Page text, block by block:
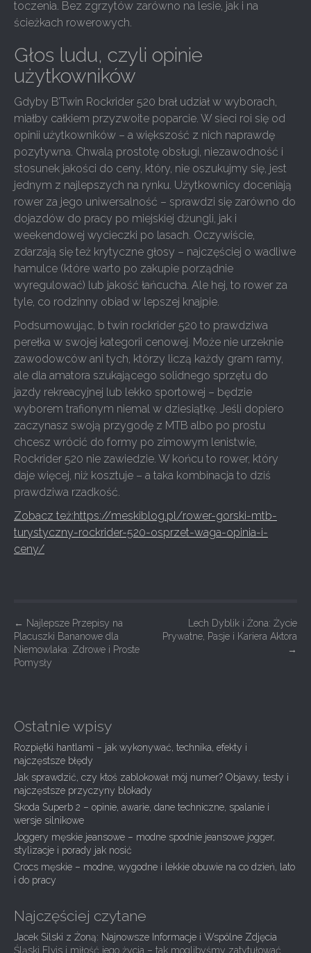
toczenia. Bez zgrzytów zarówno na lesie, jak i na
ścieżkach rowerowych.
Głos ludu, czyli opinie
użytkowników
Gdyby B’Twin Rockrider 520 brał udział w wyborach,
miałby całkiem przyzwoite poparcie. W sieci roi się od
opinii użytkowników – a większość z nich naprawdę
pozytywna. Chwalą prostotę obsługi, niezawodność i
stosunek jakości do ceny, który, nie oszukujmy się, jest
jednym z najlepszych na rynku. Użytkownicy doceniają
rower za jego uniwersalność – sprawdzi się zarówno do
dojazdów do pracy po miejskiej dżungli, jak i
weekendowej wycieczki po lasach. Oczywiście,
zdarzają się też krytyczne głosy – najczęściej o wadliwe
hamulce (które warto po zakupie porządnie
wyregulować) lub jakość łańcucha. Ale hej, to rower za
tyle, co rodzinny obiad w lepszej knajpie.
Podsumowując, b twin rockrider 520 to prawdziwa
perełka w swojej kategorii cenowej. Może nie urzeknie
zawodowców ani tych, którzy liczą każdy gram ramy,
ale dla amatora szukającego solidnego sprzętu do
jazdy rekreacyjnej lub lekko sportowej – będzie
wyborem trafionym niemal w dziesiątkę. Jeśli dopiero
zaczynasz swoją przygodę z MTB albo po prostu
chcesz wrócić do formy po zimowym lenistwie,
Rockrider 520 nie zawiedzie. W końcu to rower, który
daje więcej, niż kosztuje – a taka kombinacja to dziś
prawdziwa rzadkość.
Zobacz też:https://meskiblog.pl/rower-gorski-mtb-
turystyczny-rockrider-520-osprzet-waga-opinia-i-
ceny/
P
o
s
a
v
i
g
a
t
i
o
n
← Najlepsze Przepisy na
Placuszki Bananowe dla
Niemowlaka: Zdrowe i Proste
Pomysły
Lech Dyblik i Żona: Życie
Prywatne, Pasje i Kariera Aktora
→
Ostatnie wpisy
Rozpiętki hantlami – jak wykonywać, technika, efekty i
najczęstsze błędy
Jak sprawdzić, czy ktoś zablokował mój numer? Objawy, testy i
najczęstsze przyczyny blokady
Skoda Superb 2 – opinie, awarie, dane techniczne, spalanie i
wersje silnikowe
Joggery męskie jeansowe – modne spodnie jeansowe jogger,
stylizacje i porady jak nosić
Crocs męskie – modne, wygodne i lekkie obuwie na co dzień, lato
i do pracy
Najczęściej czytane
Jacek Silski z Żoną: Najnowsze Informacje i Wspólne Zdjęcia
Śląski Elvis i miłość jego życia – tak moglibyśmy zatytułować